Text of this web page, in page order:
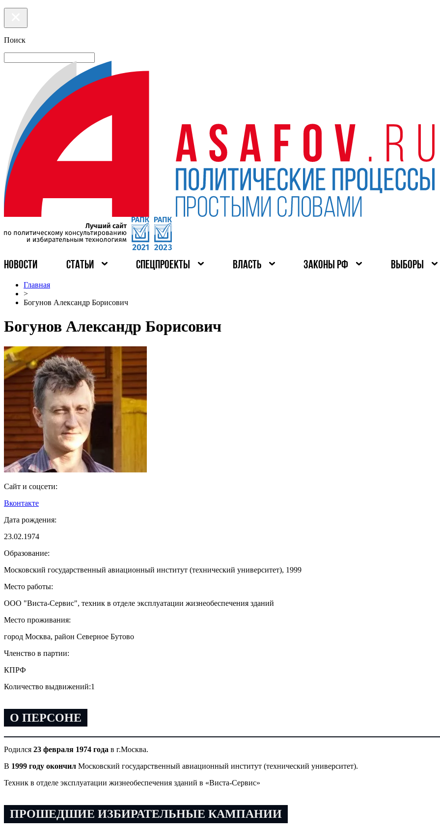
Поиск
НОВОСТИ СТАТЬИ СПЕЦПРОЕКТЫ ВЛАСТЬ ЗАКОНЫ РФ ВЫБОРЫ
Главная
>
Богунов Александр Борисович
Богунов Александр Борисович
Сайт и соцсети:
Вконтакте
Дата рождения:
23.02.1974
Образование:
Московский государственный авиационный институт (технический университет), 1999
Место работы:
ООО "Виста-Сервис", техник в отделе эксплуатации жизнеобеспечения зданий
Место проживания:
город Москва, район Северное Бутово
Членство в партии:
КПРФ
Количество выдвижений:1
О ПЕРСОНЕ
Родился 23 февраля 1974 года в г.Москва.
В 1999 году окончил Московский государственный авиационный институт (технический университет).
Техник в отделе эксплуатации жизнеобеспечения зданий в «Виста-Сервис»
ПРОШЕДШИЕ ИЗБИРАТЕЛЬНЫЕ КАМПАНИИ